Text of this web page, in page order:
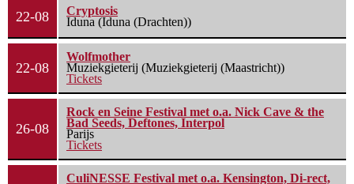
22-08
Cryptosis
Iduna (Iduna (Drachten))
22-08
Wolfmother
Muziekgieterij (Muziekgieterij (Maastricht))
Tickets
26-08
Rock en Seine Festival met o.a. Nick Cave & the
Bad Seeds, Deftones, Interpol
Parijs
Tickets
CuliNESSE Festival met o.a. Kensington, Di-rect,